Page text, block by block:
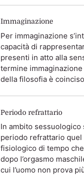
Immaginazione
Per immaginazione
capacità di
presenti in atto alla
termine
della filosofia è
Periodo refrattario
In ambito sessuologico
periodo refrattario quel
fisiologico di tempo
dopo l’orgasmo
cui l’uomo non prova